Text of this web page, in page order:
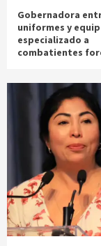
Gobernadora
uniformes y
especializado a
combatientes